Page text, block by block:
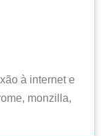
à internet e
monzilla,